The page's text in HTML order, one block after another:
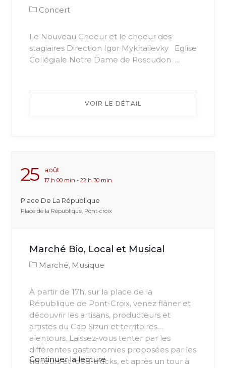
Concert
Le Nouveau Choeur et le choeur des
stagiaires Direction Igor Mykhailevky Eglise
Collégiale Notre Dame de Roscudon ...
VOIR LE DÉTAIL
25 Août
17 h 00 min - 22 h 30 min
Place De La République
Place de la République, Pont-croix
Marché Bio, Local et Musical
Marché Musique
À partir de 17h, sur la place de la
République de Pont-Croix, venez flâner et
découvrir les artisans, producteurs et
artistes du Cap Sizun et territoires
alentours. Laissez-vous tenter par les
différentes gastronomies proposées par les
traiteurs et food-trucks, et après un tour à
Continuer la lecturede